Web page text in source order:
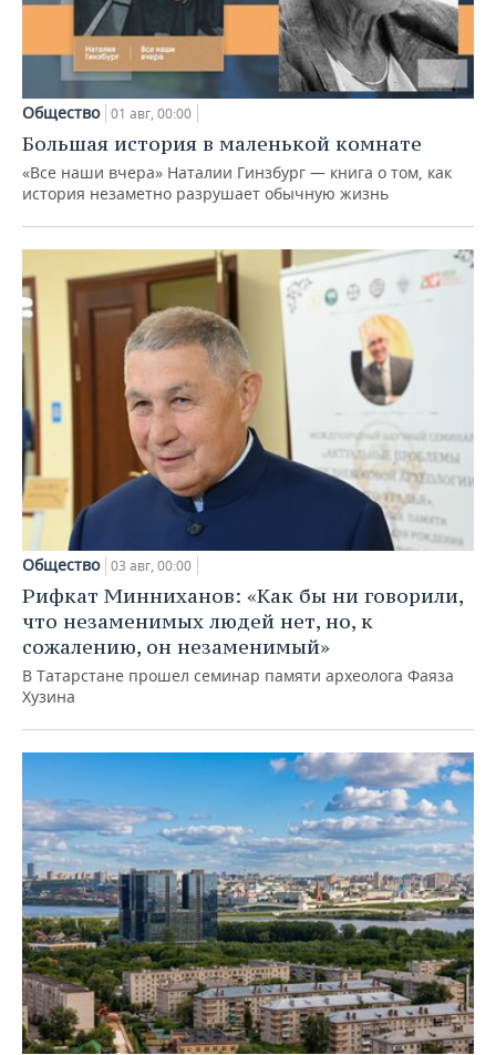
Общество 01 авг, 00:00
Большая история в маленькой комнате
«Все наши вчера» Наталии Гинзбург — книга о том, как
история незаметно разрушает обычную жизнь
Общество 03 авг, 00:00
Рифкат Минниханов: «Как бы ни говорили,
что незаменимых людей нет, но, к
сожалению, он незаменимый»
В Татарстане прошел семинар памяти археолога Фаяза
Хузина